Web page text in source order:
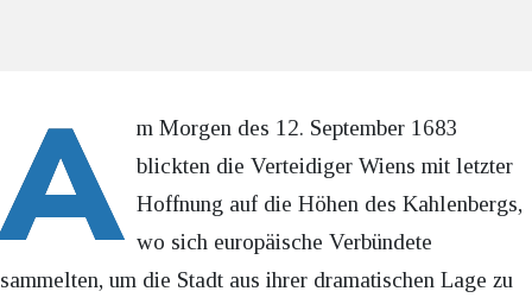
A
m Morgen des 12. September 1683
blickten die Verteidiger Wiens mit letzter
Hoffnung auf die Höhen des Kahlenbergs,
wo sich europäische Verbündete
sammelten, um die Stadt aus ihrer dramatischen Lage zu